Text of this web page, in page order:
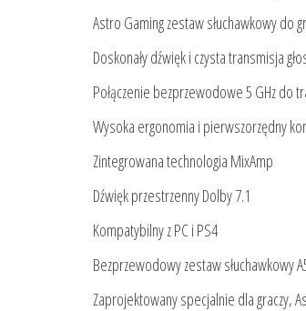
Astro Gaming zestaw słuchawkowy do
Doskonały dźwięk i czysta transmisja
Połączenie bezprzewodowe 5 GHz do
Wysoka ergonomia i pierwszorzędny
Zintegrowana technologia MixAmp
Dźwięk przestrzenny Dolby 7.1
Kompatybilny z PC i PS4
Bezprzewodowy zestaw słuchawkowy
Zaprojektowany specjalnie dla graczy,